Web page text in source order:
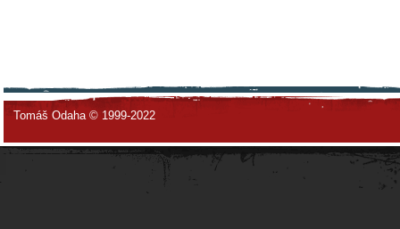
Tomáš Odaha © 1999-2022